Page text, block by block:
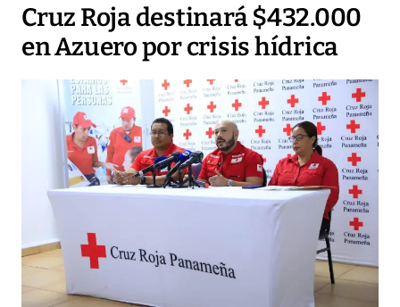
Cruz Roja destinará $432.000
en Azuero por crisis hídrica